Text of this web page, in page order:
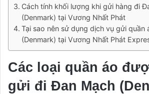
Cách tính khối lượng khi gửi hàng đi
(Denmark) tại Vương Nhất Phát
Tại sao nên sử dụng dịch vụ gửi quần
(Denmark) tại Vương Nhất Phát
Các loại quần áo
gửi đi Đan Mạch